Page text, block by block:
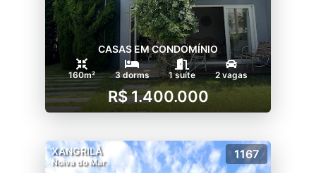
CASAS EM CONDOMÍNIO
160m² 3 dorms 1 suíte 2 vagas
R$ 1.400.000
XANGRILÁ
Noiva do Mar
1167